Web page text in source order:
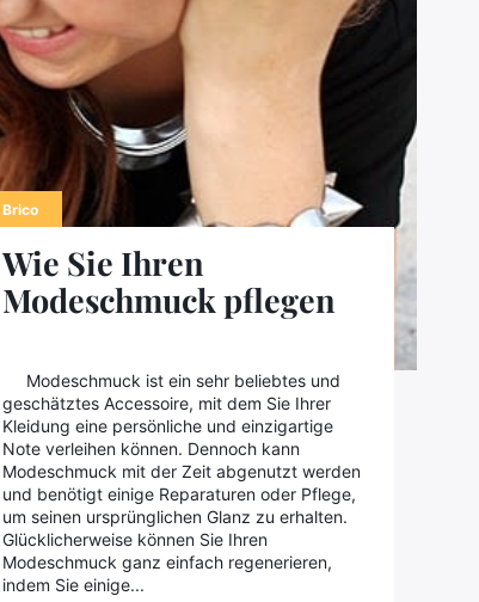
Brico
Wie Sie Ihren
Modeschmuck pflegen
Modeschmuck ist ein sehr beliebtes und
geschätztes Accessoire, mit dem Sie Ihrer
Kleidung eine persönliche und einzigartige
Note verleihen können. Dennoch kann
Modeschmuck mit der Zeit abgenutzt werden
und benötigt einige Reparaturen oder Pflege,
um seinen ursprünglichen Glanz zu erhalten.
Glücklicherweise können Sie Ihren
Modeschmuck ganz einfach regenerieren,
indem Sie einige...